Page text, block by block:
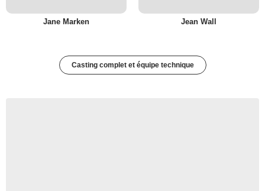
Jane Marken Jean Wall
Casting complet et équipe technique